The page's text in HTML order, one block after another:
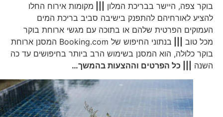
בוקר צפה, היישר בבריכת המלון|||
מקומות אירוח החלו
להציע לאורחיהם להתפנק בישיבה סביב בריכת המים
העמוקים הפרטית שלהם או בתוכה עם מגשי ארוחת בוקר
מכל טוב|||
בנתוני החיפוש של Booking.com המסנן ארוחת
בוקר כלולה, הוא המסנן בשימוש הרב ביותר בחיפושים עד כה
השנה||| כל הפרטים וההצעות בהמשך…